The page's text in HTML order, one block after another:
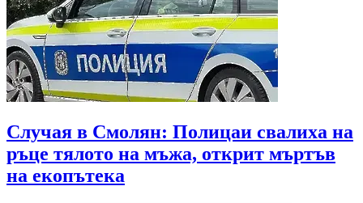
Случая в Смолян: Полицаи свалиха на
ръце тялото на мъжа, открит мъртъв
нa екопътека